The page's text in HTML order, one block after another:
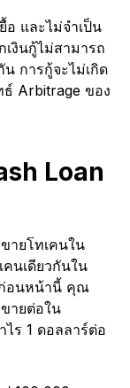
และไม่จำเป็น
งินกู้ไม่สามารถ
การกู้จะไม่เกิด
ธ์ Arbitrage ของ
Loan
ายโทเคนใน
นเดียวกันใน
ก่อนหน้านี้ คุณ
ายต่อใน
ร 1 ดอลลาร์ต่อ